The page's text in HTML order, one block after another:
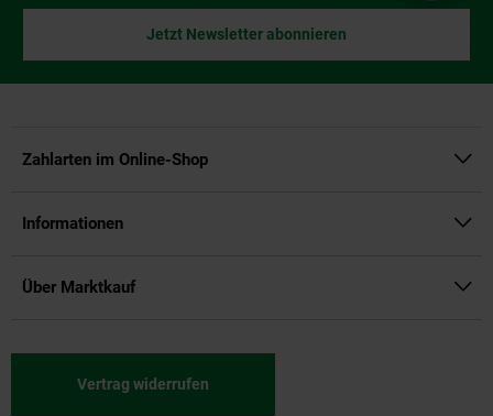
Jetzt Newsletter abonnieren
Zahlarten im Online-Shop
Informationen
Über Marktkauf
Vertrag widerrufen